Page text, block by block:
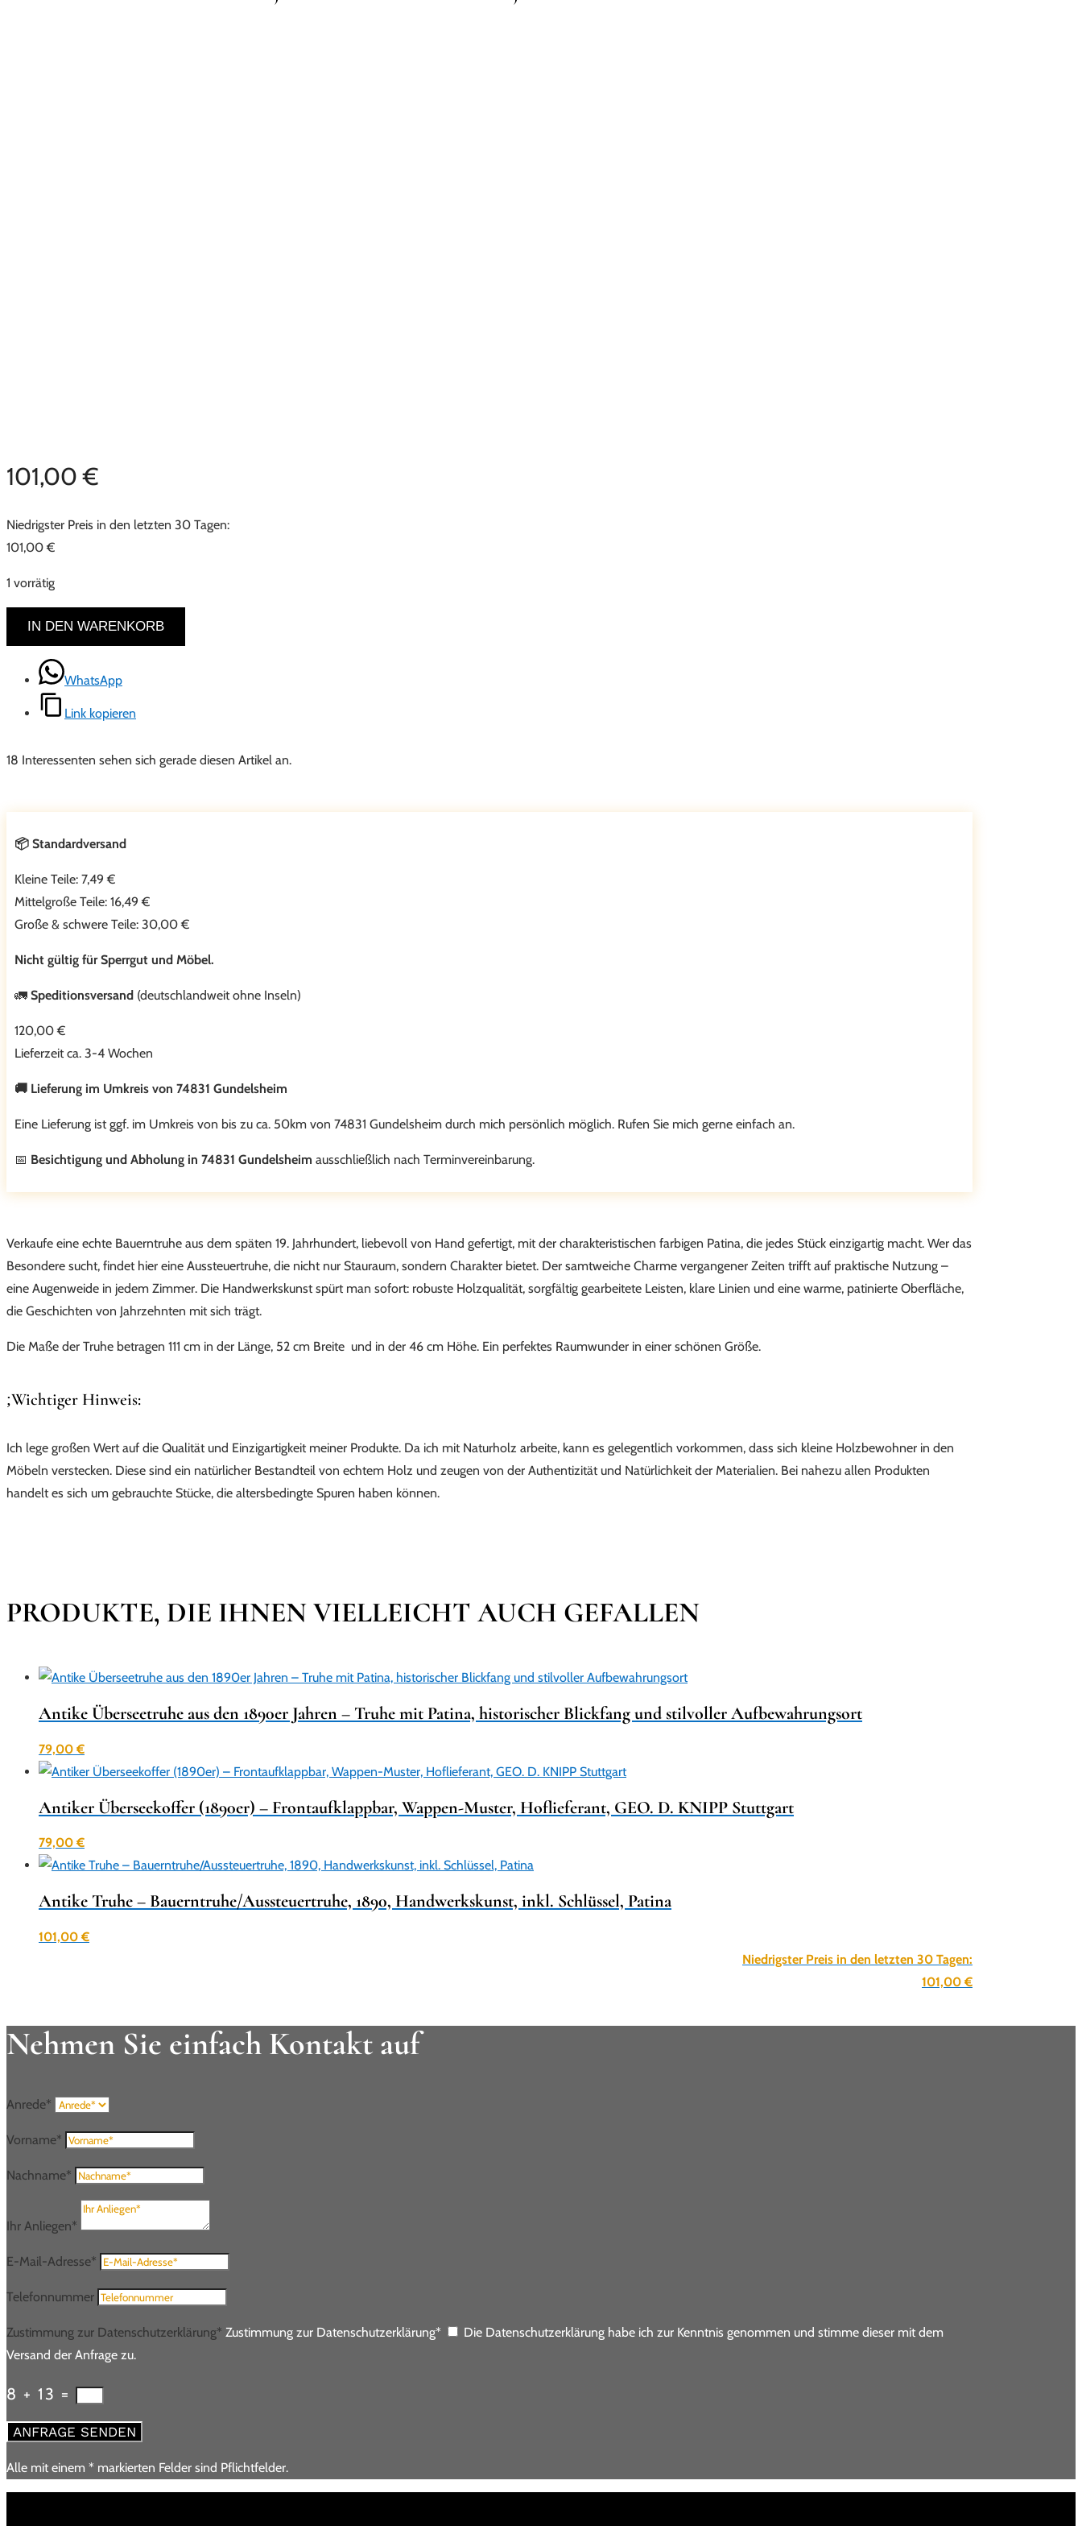
101,00€
Niedrigster Preis in den letzten 30 Tagen:
101,00€
1 vorrätig
Antike
Bauerntruhe/Aussteuertruhe,
1890,
inkl.
IN DEN WARENKORB
WhatsApp
Link kopieren
18 Interessenten sehen sich gerade diesen Artikel an.
📦 Standardversand
Kleine Teile: 7,49 €
Mittelgroße Teile: 16,49 €
Große & schwere Teile: 30,00 €
Nicht gültig für Sperrgut und Möbel.
🚛 Speditionsversand (deutschlandweit ohne Inseln)
120,00 €
Lieferzeit ca. 3-4 Wochen
🚚 Lieferung im Umkreis von 74831 Gundelsheim
Eine Lieferung ist ggf. im Umkreis von bis zu ca. 50km von 74831 Gundelsheim durch mich persönlich möglich. Rufen Sie mich gerne einfach an.
📅 Besichtigung und Abholung in 74831 Gundelsheim ausschließlich nach Terminvereinbarung.
Verkaufe eine echte Bauerntruhe aus dem späten 19. Jahrhundert, liebevoll von Hand gefertigt, mit der charakteristischen farbigen Patina, die jedes Stück einzigartig macht. Wer das
Besondere sucht, findet hier eine Aussteuertruhe, die nicht nur Stauraum, sondern Charakter bietet. Der samtweiche Charme vergangener Zeiten trifft auf praktische Nutzung –
eine Augenweide in jedem Zimmer. Die Handwerkskunst spürt man sofort: robuste Holzqualität, sorgfältig gearbeitete Leisten, klare Linien und eine warme, patinierte Oberfläche,
die Geschichten von Jahrzehnten mit sich trägt.
Die Maße der Truhe betragen 111 cm in der Länge, 52 cm Breite und in der 46 cm Höhe. Ein perfektes Raumwunder in einer schönen Größe.
Wichtiger Hinweis:
Ich lege großen Wert auf die Qualität und Einzigartigkeit meiner Produkte. Da ich mit Naturholz arbeite, kann es gelegentlich vorkommen, dass sich kleine Holzbewohner in den
Möbeln verstecken. Diese sind ein natürlicher Bestandteil von echtem Holz und zeugen von der Authentizität und Natürlichkeit der Materialien. Bei nahezu allen Produkten
handelt es sich um gebrauchte Stücke, die altersbedingte Spuren haben können.
PRODUKTE, DIE IHNEN VIELLEICHT AUCH GEFALLEN
Antike Überseetruhe aus den 1890er Jahren – Truhe mit Patina, historischer Blickfang und stilvoller Aufbewahrungsort
79,00€
Antiker Überseekoffer (1890er) – Frontaufklappbar, Wappen-Muster, Hoflieferant, GEO. D. KNIPP Stuttgart
79,00€
Antike Truhe – Bauerntruhe/Aussteuertruhe, 1890, Handwerkskunst, inkl. Schlüssel, Patina
101,00€
Niedrigster Preis in den letzten 30 Tagen:
101,00€
Nehmen Sie einfach Kontakt auf
Anrede*
Vorname*
Nachname*
Ihr Anliegen*
E-Mail-Adresse*
Telefonnummer
Zustimmung zur Datenschutzerklärung* Zustimmung zur Datenschutzerklärung*
Die Datenschutzerklärung habe ich zur Kenntnis genommen und stimme dieser mit dem
Versand der Anfrage zu.
8 + 13 =
ANFRAGE SENDEN
Alle mit einem * markierten Felder sind Pflichtfelder.